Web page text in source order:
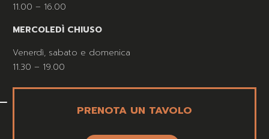
11.00 – 16.00
MERCOLEDÌ CHIUSO
Venerdì, sabato e domenica
11.30 – 19.00
PRENOTA UN TAVOLO